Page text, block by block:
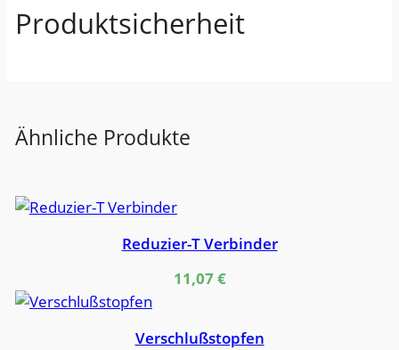
n
Produktsicherheit
Ähnliche Produkte
Reduzier-T Verbinder
11,07€
Verschlußstopfen